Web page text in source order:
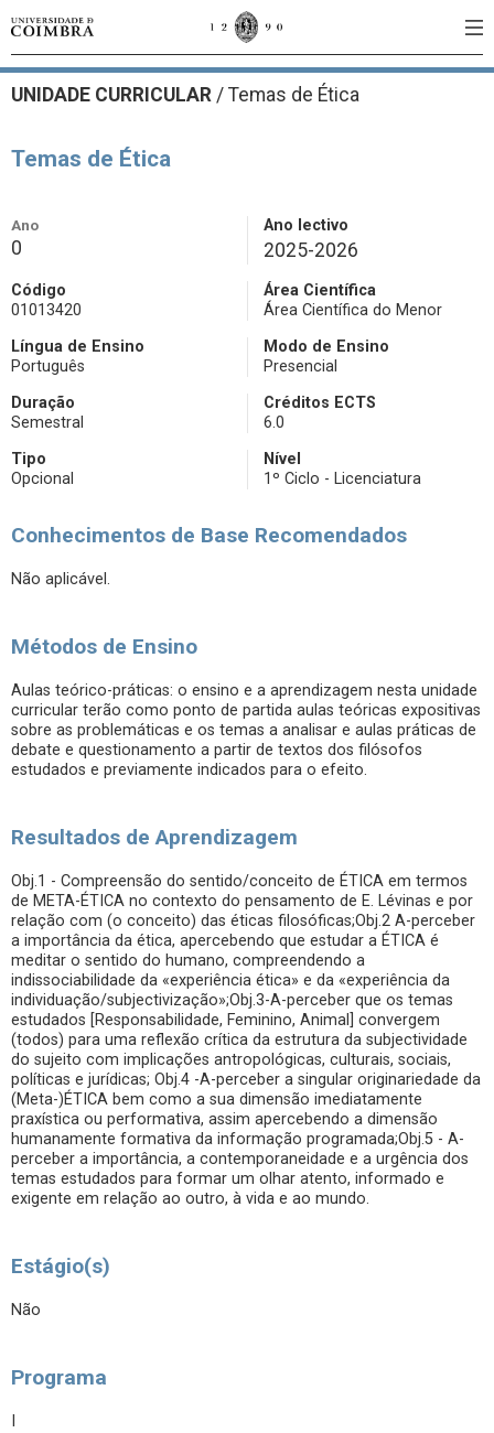
UNIDADE CURRICULAR / Temas de Ética
Temas de Ética
Ano
0
Ano lectivo
2025-2026
Código
01013420
Área Científica
Área Científica do Menor
Língua de Ensino
Português
Modo de Ensino
Presencial
Duração
Semestral
Créditos ECTS
6.0
Tipo
Opcional
Nível
1º Ciclo - Licenciatura
Conhecimentos de Base Recomendados
Não aplicável.
Métodos de Ensino
Aulas teórico-práticas: o ensino e a aprendizagem nesta unidade
curricular terão como ponto de partida aulas teóricas expositivas
sobre as problemáticas e os temas a analisar e aulas práticas de
debate e questionamento a partir de textos dos filósofos
estudados e previamente indicados para o efeito.
Resultados de Aprendizagem
Obj.1 - Compreensão do sentido/conceito de ÉTICA em termos
de META-ÉTICA no contexto do pensamento de E. Lévinas e por
relação com (o conceito) das éticas filosóficas;Obj.2 A-perceber
a importância da ética, apercebendo que estudar a ÉTICA é
meditar o sentido do humano, compreendendo a
indissociabilidade da «experiência ética» e da «experiência da
individuação/subjectivização»;Obj.3-A-perceber que os temas
estudados [Responsabilidade, Feminino, Animal] convergem
(todos) para uma reflexão crítica da estrutura da subjectividade
do sujeito com implicações antropológicas, culturais, sociais,
políticas e jurídicas; Obj.4 -A-perceber a singular originariedade da
(Meta-)ÉTICA bem como a sua dimensão imediatamente
praxística ou performativa, assim apercebendo a dimensão
humanamente formativa da informação programada;Obj.5 - A-
perceber a importância, a contemporaneidade e a urgência dos
temas estudados para formar um olhar atento, informado e
exigente em relação ao outro, à vida e ao mundo.
Estágio(s)
Não
Programa